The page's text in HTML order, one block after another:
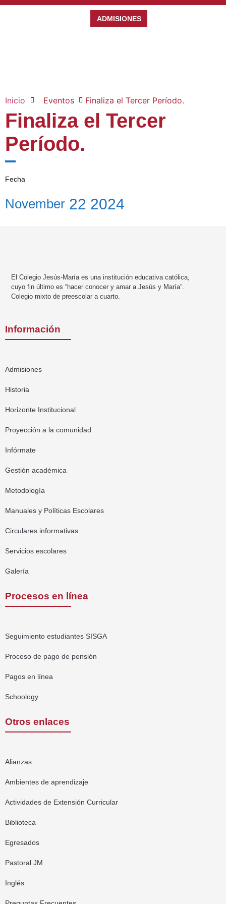
ADMISIONES
Inicio Eventos Finaliza el Tercer Período.
Finaliza el Tercer
Período.
Fecha
November 22 2024
El Colegio Jesús-María es una institución educativa católica,
cuyo fin último es “hacer conocer y amar a Jesús y María”.
Colegio mixto de preescolar a cuarto.
Información
Admisiones
Historia
Horizonte Institucional
Proyección a la comunidad
Infórmate
Gestión académica
Metodología
Manuales y Políticas Escolares
Circulares informativas
Servicios escolares
Galería
Procesos en línea
Seguimiento estudiantes SISGA
Proceso de pago de pensión
Pagos en línea
Schoology
Otros enlaces
Alianzas
Ambientes de aprendizaje
Actividades de Extensión Curricular
Biblioteca
Egresados
Pastoral JM
Inglés